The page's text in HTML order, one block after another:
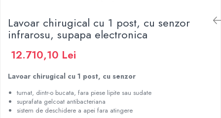
Negatoscoape
Holter EKG
Perfuzomate
CPAP si AUTOCPAP
Instrumentar
Instalatii gaze medicinale
Lavoar chirugical cu 1 post, cu senzor
infrarosu, supapa electronica
12.710,10 Lei
Lavoar chirugical cu 1 post, cu senzor
turnat, dintr-o bucata, fara piese lipite sau sudate
suprafata gelcoat antibacteriana
sistem de deschidere a apei fara atingere